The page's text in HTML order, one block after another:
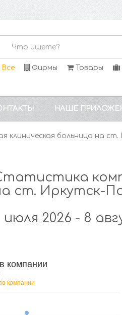
Все Фирмы Товары
НАШЕ
клиническая больница на
ст. Иркутск-
июля 2026 - 8
компании
компании